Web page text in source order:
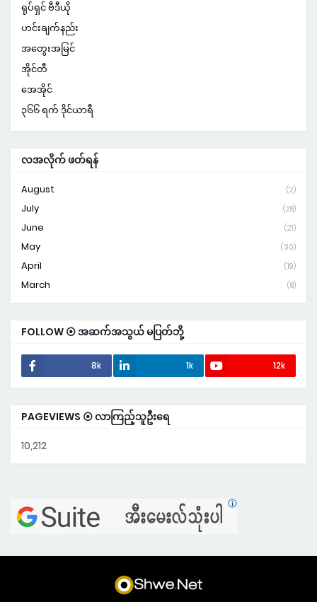
ရုပ်ရှင် ဗီဒီယို
ဟင်းချက်နည်း
အတွေးအမြင်
အိုင်တီ
အေအိုင်
၃၆၆ ရက် ဒိုင်ယာရီ
လအလိုက် ဖတ်ရန်
August (2)
July (28)
June (21)
May (30)
April (19)
March (8)
FOLLOW ⦿ အဆက်အသွယ် မပြတ်ဘို့
8k 1k 12k
PAGEVIEWS ⦿ လာကြည့်သူဦးရေ
10,212